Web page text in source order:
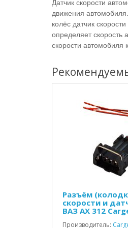
Датчик скорости
движения
колёс датчик
определяет скорость
скорости автомобиля
Разъём
скорости и
ВАЗ AX 312
Производитель: